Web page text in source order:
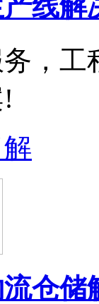
线解
，工
仓储